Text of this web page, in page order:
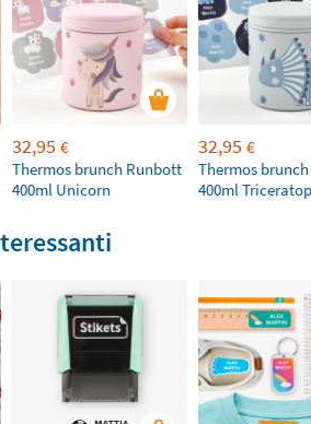
32,95 €
Thermos brunch Runbott
400ml Unicorn
32,95 €
Thermos
400ml